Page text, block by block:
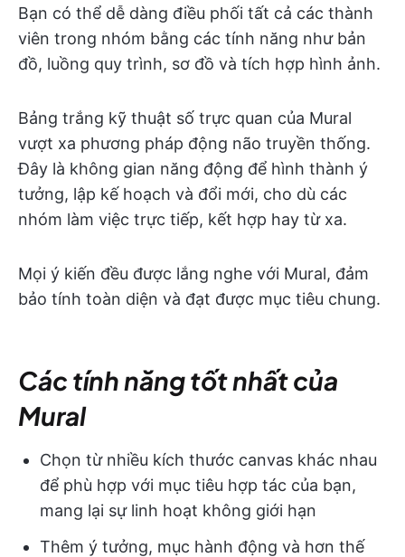
Bạn có thể dễ dàng điều phối tất cả các thành
viên trong nhóm bằng các tính năng như bản
đồ, luồng quy trình, sơ đồ và tích hợp hình ảnh.
Bảng trắng kỹ thuật số trực quan của Mural
vượt xa phương pháp động não truyền thống.
Đây là không gian năng động để hình thành ý
tưởng, lập kế hoạch và đổi mới, cho dù các
nhóm làm việc trực tiếp, kết hợp hay từ xa.
Mọi ý kiến đều được lắng nghe với Mural, đảm
bảo tính toàn diện và đạt được mục tiêu chung.
Các tính năng tốt nhất của
Mural
Chọn từ nhiều kích thước canvas khác nhau
để phù hợp với mục tiêu hợp tác của bạn,
mang lại sự linh hoạt không giới hạn
Thêm ý tưởng, mục hành động và hơn thế